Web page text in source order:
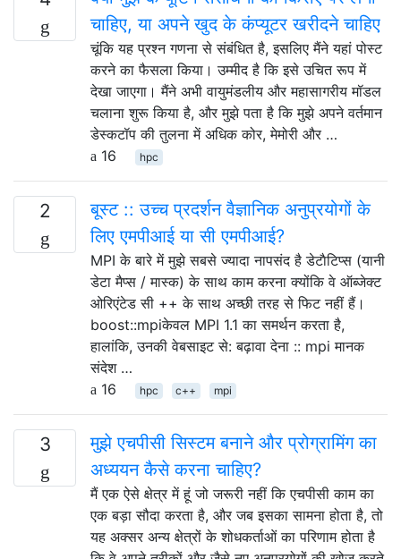
चाहिए, या अपने खुद के कंप्यूटर खरीदने चाहिए
चूंकि यह प्रश्न गणना से संबंधित है, इसलिए मैंने यहां पोस्ट
करने का फैसला किया। उम्मीद है कि इसे उचित रूप में
देखा जाएगा। मैंने अभी वायुमंडलीय और महासागरीय मॉडल
चलाना शुरू किया है, और मुझे पता है कि मुझे अपने वर्तमान
डेस्कटॉप की तुलना में अधिक कोर, मेमोरी और …
16
hpc
2
बूस्ट :: उच्च प्रदर्शन वैज्ञानिक अनुप्रयोगों के
लिए एमपीआई या सी एमपीआई?
MPI के बारे में मुझे सबसे ज्यादा नापसंद है डेटाैटिप्स (यानी
डेटा मैप्स / मास्क) के साथ काम करना क्योंकि वे ऑब्जेक्ट
ओरिएंटेड सी ++ के साथ अच्छी तरह से फिट नहीं हैं।
boost::mpiकेवल MPI 1.1 का समर्थन करता है,
हालांकि, उनकी वेबसाइट से: बढ़ावा देना :: mpi मानक
संदेश …
16
hpc c++ mpi
3
मुझे एचपीसी सिस्टम बनाने और प्रोग्रामिंग का
अध्ययन कैसे करना चाहिए?
मैं एक ऐसे क्षेत्र में हूं जो जरूरी नहीं कि एचपीसी काम का
एक बड़ा सौदा करता है, और जब इसका सामना होता है, तो
यह अक्सर अन्य क्षेत्रों के शोधकर्ताओं का परिणाम होता है